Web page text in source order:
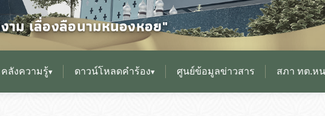
ม เลื่องลือนามหนองหอย"
คลังความรู้▾ ดาวน์โหลดคำร้อง▾ ศูนย์ข้อมูลข่าวสาร สภา ทต.ห